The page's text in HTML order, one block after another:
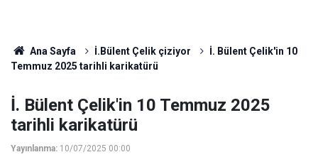
Ana Sayfa İ.Bülent Çelik çiziyor
İ. Bülent Çelik'in 10
Temmuz 2025 tarihli karikatürü
İ. Bülent Çelik'in 10 Temmuz 2025
tarihli karikatürü
Yayınlanma: 10/07/2025 00:00